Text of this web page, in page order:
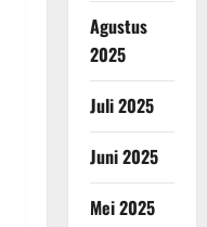
Agustus
2025
Juli 2025
Juni 2025
Mei 2025